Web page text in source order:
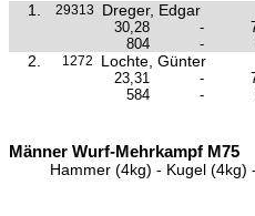
1. 29313 Dreger, Edgar
30,28 -
804
-
2. 1272 Lochte, Günter
23,31 -
584
-
Männer Wurf-Mehrkampf M75
Hammer (4kg) - Kugel